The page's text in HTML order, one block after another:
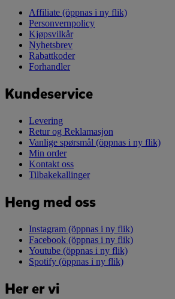
Affiliate (öppnas i ny flik)
Personvernpolicy
Kjøpsvilkår
Nyhetsbrev
Rabattkoder
Forhandler
Kundeservice
Levering
Retur og Reklamasjon
Vanlige spørsmål (öppnas i ny flik)
Min order
Kontakt oss
Tilbakekallinger
Heng med oss
Instagram (öppnas i ny flik)
Facebook (öppnas i ny flik)
Youtube (öppnas i ny flik)
Spotify (öppnas i ny flik)
Her er vi